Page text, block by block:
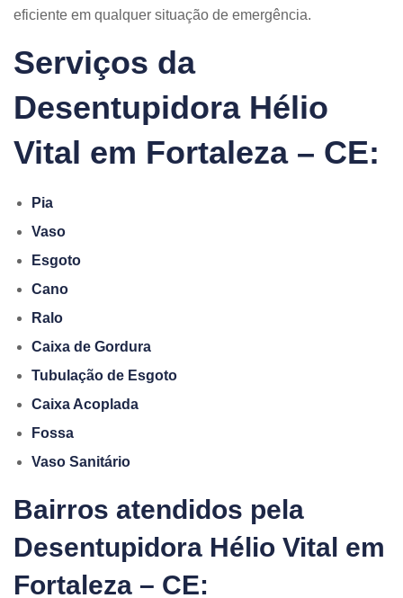
eficiente em qualquer situação de emergência.
Serviços da
Desentupidora Hélio
Vital em Fortaleza – CE:
Pia
Vaso
Esgoto
Cano
Ralo
Caixa de Gordura
Tubulação de Esgoto
Caixa Acoplada
Fossa
Vaso Sanitário
Bairros atendidos pela
Desentupidora Hélio Vital em
Fortaleza – CE: